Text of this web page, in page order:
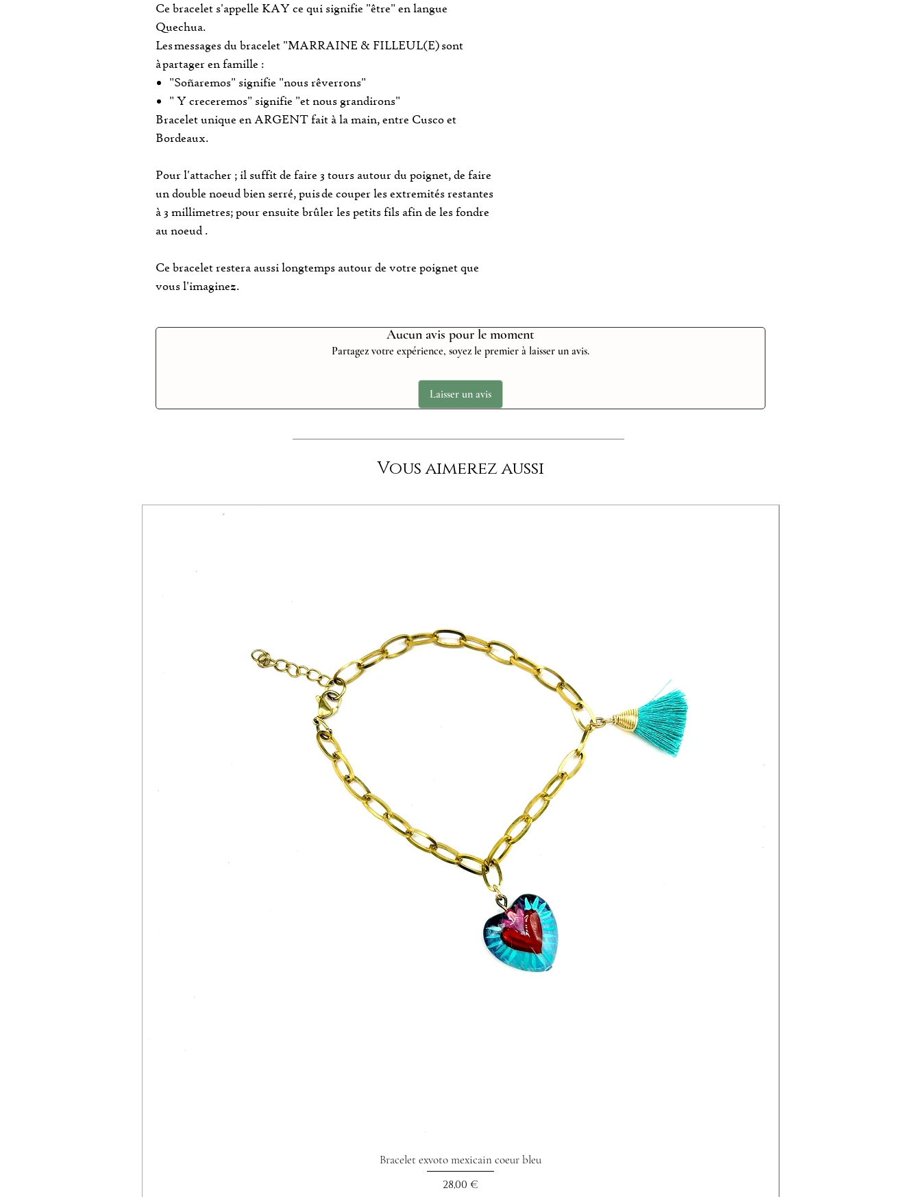
Ce bracelet s'appelle KAY ce qui signifie "être" en langue
Quechua.
Les messages du bracelet "MARRAINE & FILLEUL(E) sont
à partager en famille :
"Soñaremos" signifie "nous rêverrons"
" Y creceremos" signifie "et nous grandirons"
Bracelet unique en ARGENT fait à la main, entre Cusco et
Bordeaux.
Pour l'attacher ; il suffit de faire 3 tours autour du poignet, de faire
un double noeud bien serré, puis de couper les extremités restantes
à 3 millimetres; pour ensuite brûler les petits fils afin de les fondre
au noeud .
Ce bracelet restera aussi longtemps autour de votre poignet que
vous l'imaginez.
Aucun avis pour le moment
Partagez votre expérience, soyez le premier à laisser un avis.
Laisser un avis
Vous aimerez aussi
Bracelet exvoto mexicain coeur bleu
Prix
28,00 €